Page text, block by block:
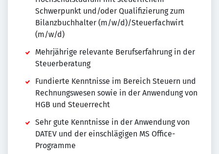
Schwerpunkt und/oder Qualifizierung zum
Bilanzbuchhalter (m/w/d)/Steuerfachwirt
(m/w/d)
Mehrjährige relevante Berufserfahrung in der
Steuerberatung
Fundierte Kenntnisse im Bereich Steuern und
Rechnungswesen sowie in der Anwendung von
HGB und Steuerrecht
Sehr gute Kenntnisse in der Anwendung von
DATEV und der einschlägigen MS Office-
Programme